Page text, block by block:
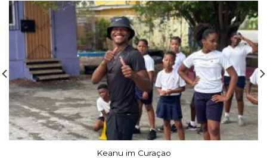
Sam in Südafrika